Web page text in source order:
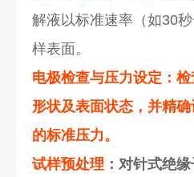
解液以标准速率（如30
样表面。
电极检查与压力设定：检
形状及表面状态，并精
的标准压力。
试样预处理 ：对针式绝